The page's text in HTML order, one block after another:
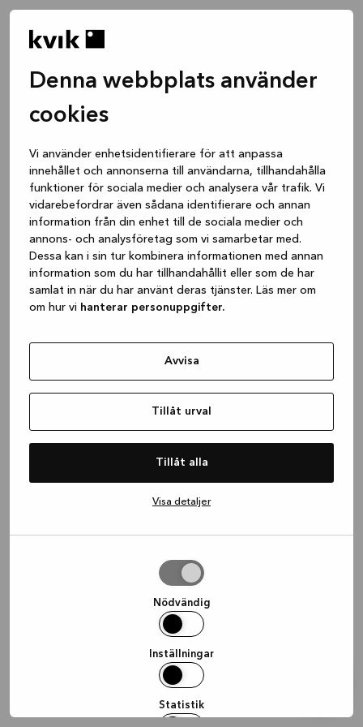
Denna webbplats använder
cookies
Vi använder enhetsidentifierare för att anpassa
innehållet och annonserna till användarna, tillhandahålla
funktioner för sociala medier och analysera vår trafik. Vi
vidarebefordrar även sådana identifierare och annan
information från din enhet till de sociala medier och
annons- och analysföretag som vi samarbetar med.
Dessa kan i sin tur kombinera informationen med annan
information som du har tillhandahållit eller som de har
samlat in när du har använt deras tjänster. Läs mer om
om hur vi hanterar personuppgifter.
Avvisa
Tillåt urval
Tillåt alla
Visa detaljer
Nödvändig
Inställningar
Statistik
(see the browser console for more
information).